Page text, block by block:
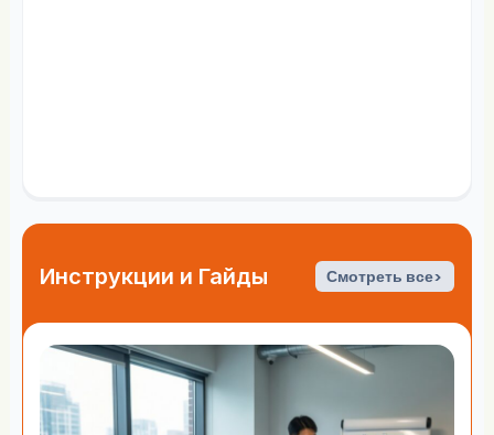
Инструкции и Гайды Смотреть все>